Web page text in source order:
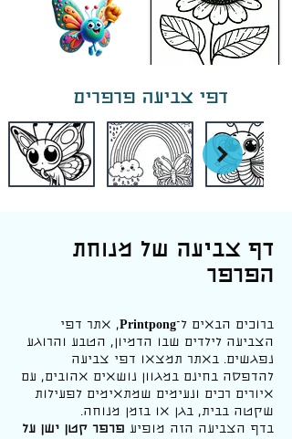
דף צביעה של מנוחת
הפרפר
ברוכים הבאים ל־Printpong, אתר דפי
הצביעה לילדים שבו הדמיון, הטבע והרוגע
נפגשים. באתר תמצאו דפי צביעה
להדפסה בחינם במגוון נושאים אהובים, עם
איורים רכים ונעימים שמתאימים לפעילות
שקטה בבית, בגן או בזמן מנוחה.
בדף הצביעה הזה מופיע פרפר קטן ישן על